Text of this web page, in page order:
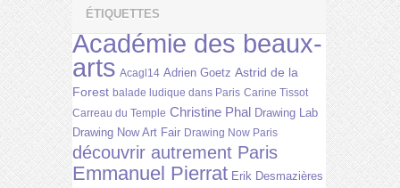
ÉTIQUETTES
Académie des beaux-
arts Acagl14 Adrien Goetz Astrid de la
Forest balade ludique dans Paris Carine Tissot
Carreau du Temple Christine Phal Drawing Lab
Drawing Now Art Fair Drawing Now Paris
découvrir autrement Paris
Emmanuel Pierrat Erik Desmazières